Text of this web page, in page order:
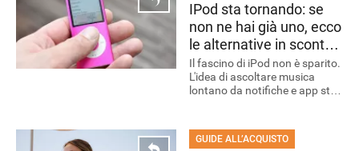
IPod sta tornando: se
non ne hai già uno, ecco
le alternative in sconto
con i Prime Day
Il fascino di iPod non è sparito.
L'idea di ascoltare musica
lontano da notifiche e app sta
più interessanti in offerta.
GUIDE ALL’ACQUISTO